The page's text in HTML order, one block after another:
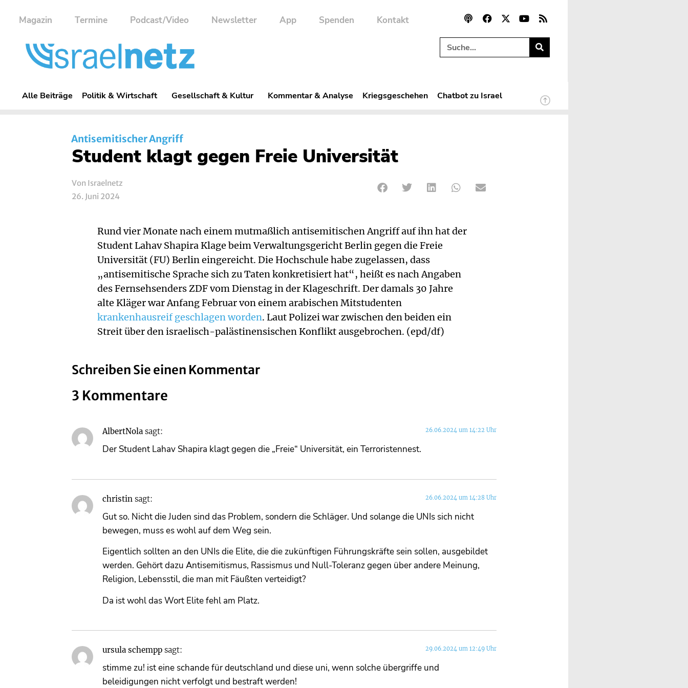
Magazin Termine Podcast/Video Newsletter App Spenden Kontakt
Alle Beiträge Politik & Wirtschaft Gesellschaft & Kultur Kommentar & Analyse Kriegsgeschehen Chatbot zu Israel
Antisemitischer Angriff
Student klagt gegen Freie Universität
Von Israelnetz
26. Juni 2024
Rund vier Monate nach einem mutmaßlich antisemitischen Angriff auf ihn hat der
Student Lahav Shapira Klage beim Verwaltungsgericht Berlin gegen die Freie
Universität (FU) Berlin eingereicht. Die Hochschule habe zugelassen, dass
„antisemitische Sprache sich zu Taten konkretisiert hat“, heißt es nach Angaben
des Fernsehsenders ZDF vom Dienstag in der Klageschrift. Der damals 30 Jahre
alte Kläger war Anfang Februar von einem arabischen Mitstudenten
krankenhausreif geschlagen worden. Laut Polizei war zwischen den beiden ein
Streit über den israelisch-palästinensischen Konflikt ausgebrochen. (epd/df)
Schreiben Sie einen Kommentar
3 Kommentare
AlbertNola sagt: 26.06.2024 um 14:22 Uhr
Der Student Lahav Shapira klagt gegen die „Freie“ Universität, ein Terroristennest.
christin sagt: 26.06.2024 um 14:28 Uhr
Gut so. Nicht die Juden sind das Problem, sondern die Schläger. Und solange die UNIs sich nicht
bewegen, muss es wohl auf dem Weg sein.
Eigentlich sollten an den UNIs die Elite, die die zukünftigen Führungskräfte sein sollen, ausgebildet
werden. Gehört dazu Antisemitismus, Rassismus und Null-Toleranz gegen über andere Meinung,
Religion, Lebensstil, die man mit Fäußten verteidigt?
Da ist wohl das Wort Elite fehl am Platz.
ursula schempp sagt: 29.06.2024 um 12:49 Uhr
stimme zu! ist eine schande für deutschland und diese uni, wenn solche übergriffe und
beleidigungen nicht verfolgt und bestraft werden!